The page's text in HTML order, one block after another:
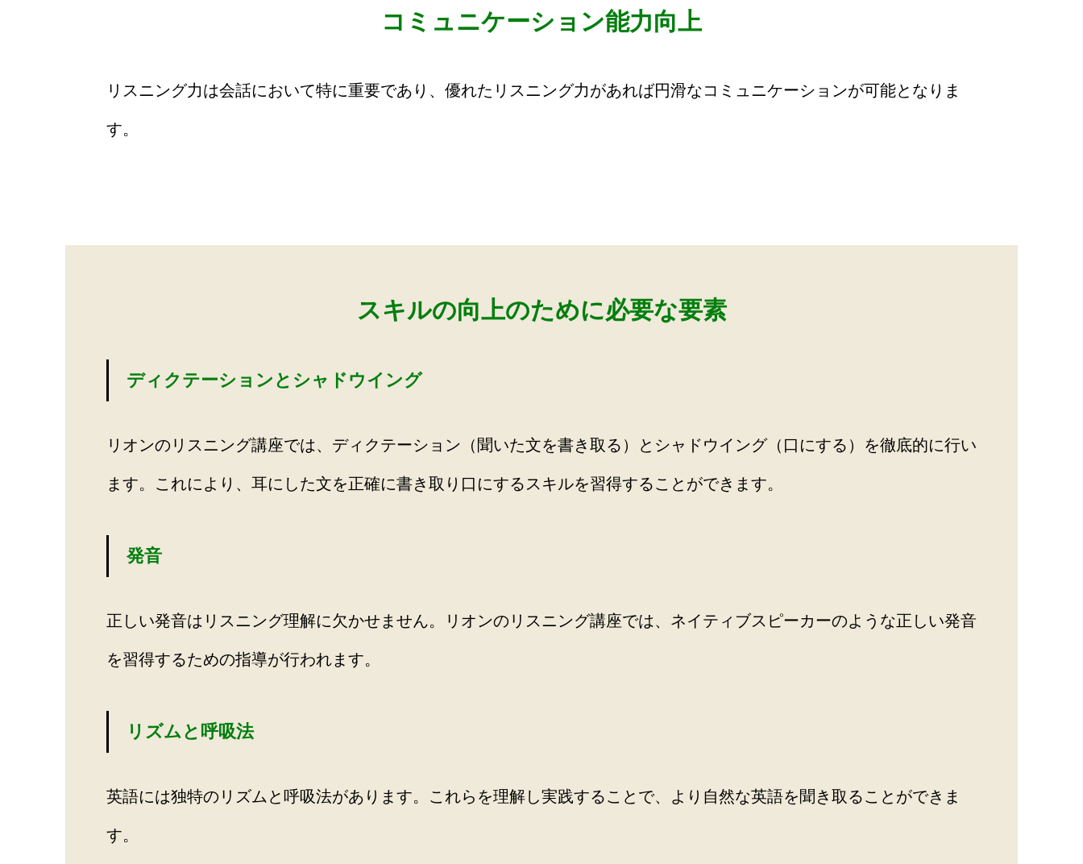
コミュニケーション能力向上
リスニング力は会話において特に重要であり、優れたリスニング力があれば円滑なコミュニケーションが可能となりま
す。
スキルの向上のために必要な要素
ディクテーションとシャドウイング
リオンのリスニング講座では、ディクテーション（聞いた文を書き取る）とシャドウイング（口にする）を徹底的に行い
ます。これにより、耳にした文を正確に書き取り口にするスキルを習得することができます。
発音
正しい発音はリスニング理解に欠かせません。リオンのリスニング講座では、ネイティブスピーカーのような正しい発音
を習得するための指導が行われます。
リズムと呼吸法
英語には独特のリズムと呼吸法があります。これらを理解し実践することで、より自然な英語を聞き取ることができま
す。